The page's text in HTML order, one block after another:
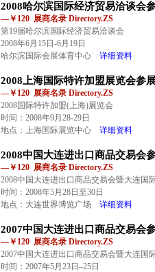
2008哈尔滨国际经济贸易洽谈会
—￥120 展商名录 Directory.ZS
第19届哈尔滨国际经济贸易洽谈会
2008年6月15日-6月19日
哈尔滨国际会展体育中心
详细资料
2008上海国际特许加盟展览会参
—￥120 展商名录 Directory.ZS
2008国际特许加盟(上海)展览会
时间：2008年9月28-29日
地点：上海国际展览中心
详细资料
2008中国大连进出口商品交易会
—￥120 展商名录 Directory.ZS
2008中国大连进出口商品交易会暨大连国
时间：2008年5月28日至30日
地点：大连世界博览广场
详细资料
2007中国大连进出口商品交易会
—￥120 展商名录 Directory.ZS
2007中国大连进出口商品交易会暨大连国
时间：2007年5月23日–25日